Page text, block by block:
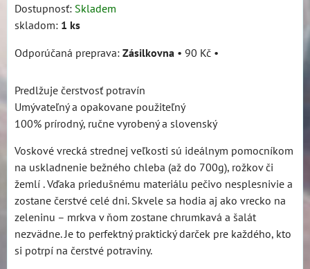
Dostupnosť: Skladem
skladom: 1 ks
Zásilkovna • 90 Kč •
Predlžuje čerstvosť potravín
Umývateľný a opakovane použiteľný
100% prírodný, ručne vyrobený a slovenský
Voskové vrecká strednej veľkosti sú ideálnym pomocníkom
na uskladnenie bežného chleba (až do 700g), rožkov či
žemlí . Vďaka priedušnému materiálu pečivo nesplesnivie a
zostane čerstvé celé dni. Skvele sa hodia aj ako vrecko na
zeleninu – mrkva v ňom zostane chrumkavá a šalát
nezvädne. Je to perfektný praktický darček pre každého, kto
si potrpí na čerstvé potraviny.